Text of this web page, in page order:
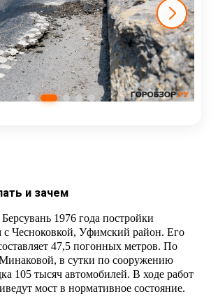
и зачем
1976 года постройки
с Чесноковкой, Уфимский район. Его
47,5 погонных метров. По
в сутки по сооружению
105 тысяч автомобилей. В ходе работ
мост в нормативное состояние.